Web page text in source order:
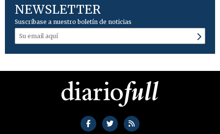
NEWSLETTER
Suscríbase a nuestro boletín de noticias